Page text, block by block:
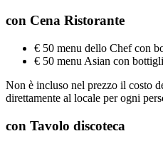
con Cena Ristorante
€ 50 menu dello Chef con
€ 50 menu Asian con
Non è incluso nel prezzo il costo
direttamente al locale per ogni
con Tavolo discoteca